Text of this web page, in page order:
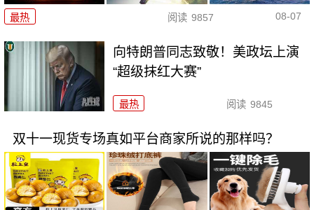
最热 阅读 9857 08-07
向特朗普同志致敬！美政坛上演
“超级抹红大赛”
最热 阅读 9845
双十一现货专场真如平台商家所说的那样吗？